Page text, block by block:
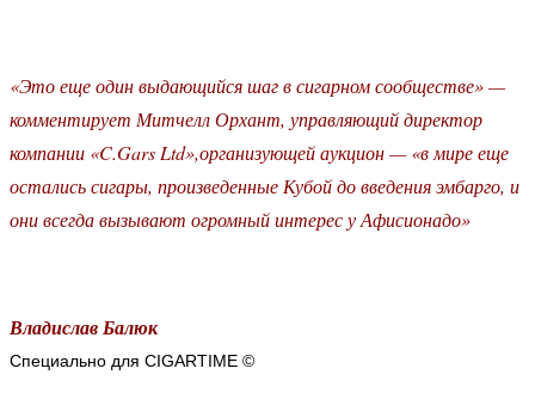
«Это еще один выдающийся шаг в сигарном сообществе» —
комментирует Митчелл Орхант, управляющий директор
компании «C.Gars Ltd»,организующей аукцион — «в мире еще
остались сигары, произведенные Кубой до введения эмбарго, и
они всегда вызывают огромный интерес у Афисионадо»
Владислав Балюк
Специально для CIGARTIME ©